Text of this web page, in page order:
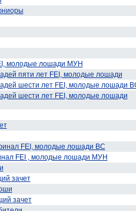
молодые лошади МУН
пяти лет FEI, молодые лошади
шести лет FEI, молодые лошади
шести лет FEI, молодые лошади
FEI, молодые лошади ВС
FEI , молодые лошади МУН
зачет
зачет